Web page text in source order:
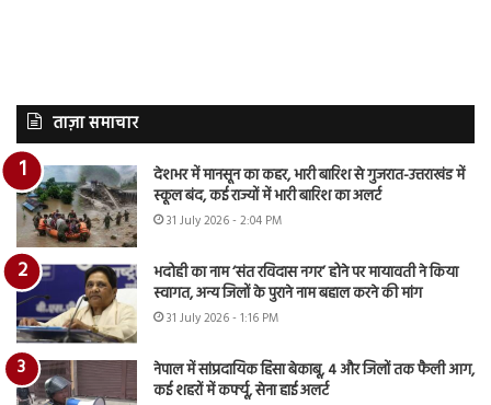
ताज़ा समाचार
देशभर में मानसून का कहर, भारी बारिश से गुजरात-उत्तराखंड में
स्कूल बंद, कई राज्यों में भारी बारिश का अलर्ट
31 July 2026 - 2:04 PM
भदोही का नाम ‘संत रविदास नगर’ होने पर मायावती ने किया
स्वागत, अन्य जिलों के पुराने नाम बहाल करने की मांग
31 July 2026 - 1:16 PM
नेपाल में सांप्रदायिक हिंसा बेकाबू, 4 और जिलों तक फैली आग,
कई शहरों में कर्फ्यू, सेना हाई अलर्ट